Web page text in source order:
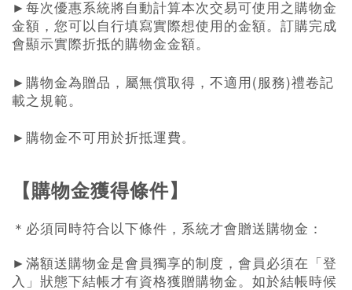
► 每次優惠系統將自動計算本次交易可使用之購物金
金額，您可以自行填寫實際想使用的金額。訂購完成
會顯示實際折抵的購物金金額。
► 購物金為贈品，屬無償取得，不適用 (服務)禮卷記
載之規範。
► 購物金不可用於折抵運費。
【購物金獲得條件】
＊必須同時符合以下條件，系統才會贈送購物金：
► 滿額送購物金是會員獨享的制度，會員必須在「登
入」狀態下結帳才有資格獲贈購物金。如於結帳時候